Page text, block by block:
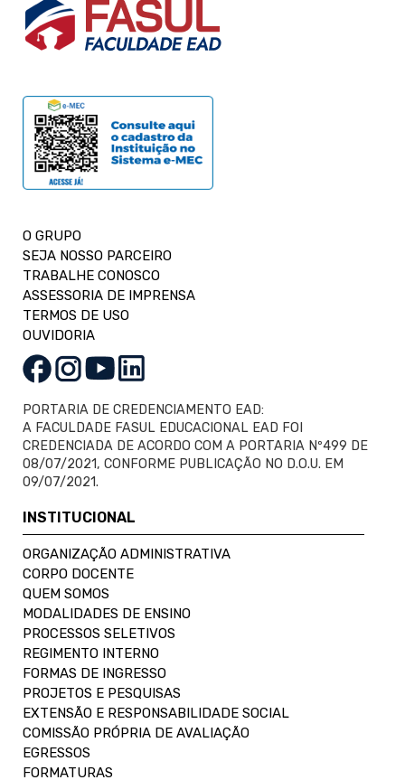
O GRUPO
SEJA NOSSO PARCEIRO
TRABALHE CONOSCO
ASSESSORIA DE IMPRENSA
TERMOS DE USO
OUVIDORIA
PORTARIA DE CREDENCIAMENTO EAD:
A FACULDADE FASUL EDUCACIONAL EAD FOI
CREDENCIADA DE ACORDO COM A PORTARIA Nº499 DE
08/07/2021, CONFORME PUBLICAÇÃO NO D.O.U. EM
09/07/2021.
INSTITUCIONAL
ORGANIZAÇÃO ADMINISTRATIVA
CORPO DOCENTE
QUEM SOMOS
MODALIDADES DE ENSINO
PROCESSOS SELETIVOS
REGIMENTO INTERNO
FORMAS DE INGRESSO
PROJETOS E PESQUISAS
EXTENSÃO E RESPONSABILIDADE SOCIAL
COMISSÃO PRÓPRIA DE AVALIAÇÃO
EGRESSOS
FORMATURAS